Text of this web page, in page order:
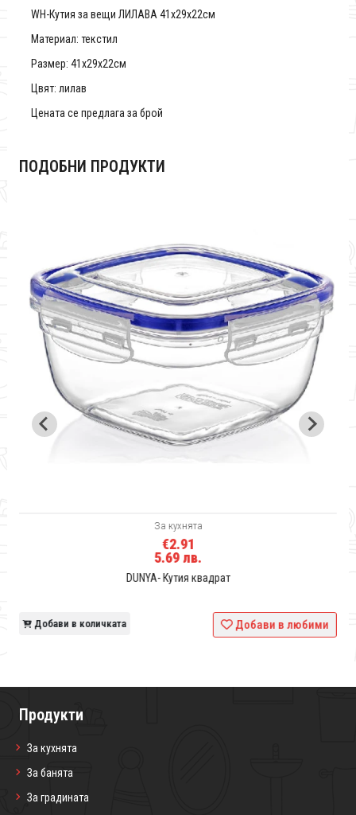
WH-Кутия за вещи ЛИЛАВА 41x29x22см
Материал: текстил
Размер: 41x29x22см
Цвят: лилав
Цената се предлага за брой
ПОДОБНИ ПРОДУКТИ
За кухнята
€2.91
5.69 лв.
DUNYA- Кутия квадрат
Добави в количката Добави в любими
Продукти
За кухнята
За банята
За градината